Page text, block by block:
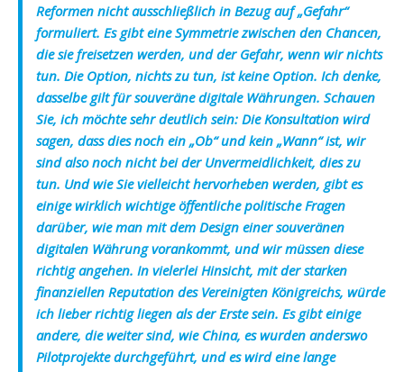
Reformen nicht ausschließlich in Bezug auf „Gefahr“
formuliert. Es gibt eine Symmetrie zwischen den Chancen,
die sie freisetzen werden, und der Gefahr, wenn wir nichts
tun. Die Option, nichts zu tun, ist keine Option. Ich denke,
dasselbe gilt für souveräne digitale Währungen. Schauen
Sie, ich möchte sehr deutlich sein: Die Konsultation wird
sagen, dass dies noch ein „Ob“ und kein „Wann“ ist, wir
sind also noch nicht bei der Unvermeidlichkeit, dies zu
tun. Und wie Sie vielleicht hervorheben werden, gibt es
einige wirklich wichtige öffentliche politische Fragen
darüber, wie man mit dem Design einer souveränen
digitalen Währung vorankommt, und wir müssen diese
richtig angehen. In vielerlei Hinsicht, mit der starken
finanziellen Reputation des Vereinigten Königreichs, würde
ich lieber richtig liegen als der Erste sein. Es gibt einige
andere, die weiter sind, wie China, es wurden anderswo
Pilotprojekte durchgeführt, und es wird eine lange